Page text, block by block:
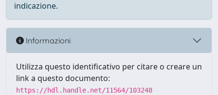
indicazione.
Informazioni
Utilizza questo identificativo per citare o creare un
link a questo documento:
https://hdl.handle.net/11564/103248